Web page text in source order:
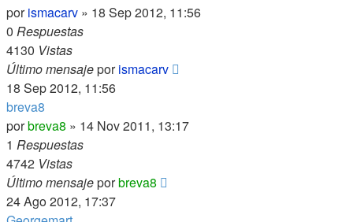
porismacarv » 18 Sep 2012, 11:56
0 Respuestas
4130 Vistas
Último mensajeporismacarv
18 Sep 2012, 11:56
breva8
porbreva8 » 14 Nov 2011, 13:17
1 Respuestas
4742 Vistas
Último mensajeporbreva8
24 Ago 2012, 17:37